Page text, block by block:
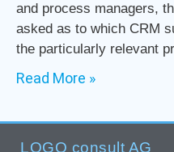
and process managers,
asked as to which CRM
the particularly relevant
Read More »
LOGO consult AG